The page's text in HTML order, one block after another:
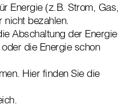
Energie (z.B. Strom, Gas,
nicht bezahlen.
Abschaltung der Energie
die Energie schon
Hier finden Sie die